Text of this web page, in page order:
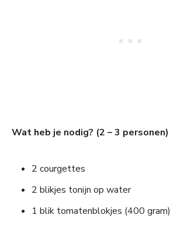
Wat heb je nodig? (2 – 3 personen)
2 courgettes
2 blikjes tonijn op water
1 blik tomatenblokjes (400 gram)